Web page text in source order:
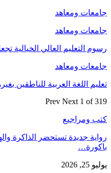
جامعات ومعاهد
جامعات ومعاهد
رسوم التعليم العالي الخيالية
جامعات ومعاهد
تعليم اللغة العربية للناطقين
Prev Next 1 of 319
كتب ومراجيع
رواية جديدة تستحضر الذاكرة
باكورة…
يوليو 25, 2026